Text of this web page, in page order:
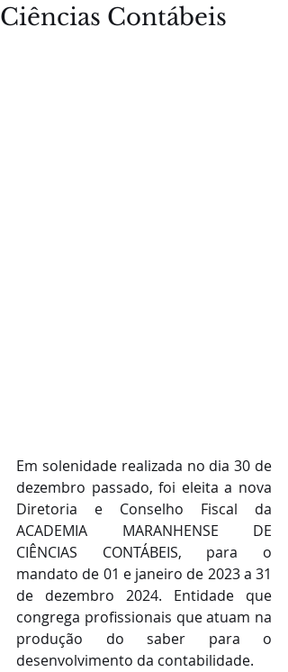
Ciências Contábeis
Em solenidade realizada no dia 30 de
dezembro passado, foi eleita a nova
Diretoria e Conselho Fiscal da
ACADEMIA MARANHENSE DE
CIÊNCIAS CONTÁBEIS, para o
mandato de 01 e janeiro de 2023 a 31
de dezembro 2024. Entidade que
congrega profissionais que atuam na
produção do saber para o
desenvolvimento da contabilidade.